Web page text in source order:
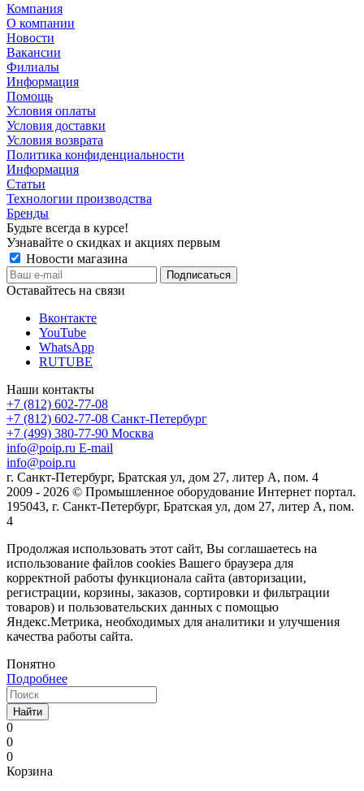
Компания
О компании
Новости
Вакансии
Филиалы
Информация
Помощь
Условия оплаты
Условия доставки
Условия возврата
Политика конфиденциальности
Информация
Статьи
Технологии производства
Бренды
Будьте всегда в курсе!
Узнавайте о скидках и акциях первым
Новости магазина
Оставайтесь на связи
Вконтакте
YouTube
WhatsApp
RUTUBE
Наши контакты
+7 (812) 602-77-08
+7 (812) 602-77-08 Санкт-Петербург
+7 (499) 380-77-90 Москва
info@poip.ru E-mail
info@poip.ru
г. Санкт-Петербург, Братская ул, дом 27, литер А, пом. 4
2009 - 2026 © Промышленное оборудование Интернет портал.
195043, г. Санкт-Петербург, Братская ул, дом 27, литер А, пом.
4
Продолжая использовать этот сайт, Вы соглашаетесь на
использование файлов cookies Вашего браузера для
корректной работы функционала сайта (авторизации,
регистрации, корзины, заказов, сортировки и фильтрации
товаров) и пользовательских данных с помощью
Яндекс.Метрика, необходимых для аналитики и улучшения
качества работы сайта.
Понятно
Подробнее
Найти
0
0
0
Корзина